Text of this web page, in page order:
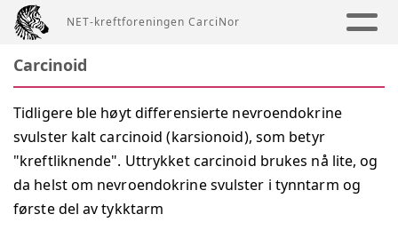
NET-kreftforeningen CarciNor
Carcinoid
i
d
i
g
Tidligere ble høyt differensierte nevroendokrine
svulster kalt carcinoid (karsionoid), som betyr
"kreftliknende". Uttrykket carcinoid brukes nå lite, og
da helst om nevroendokrine svulster i tynntarm og
første del av tykktarm